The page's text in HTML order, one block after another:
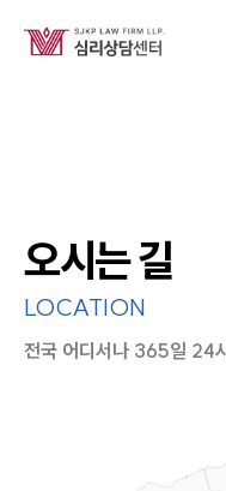
오시는 길
LOCATION
전국 어디서나 365일 24